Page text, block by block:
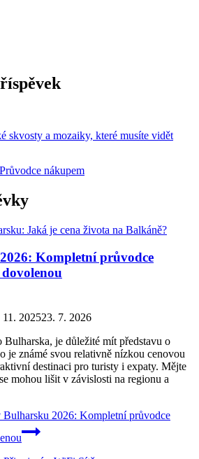
skvosty a mozaiky, které musíte vidět
nákupem
Kompletní průvodce
11. 202523. 7. 2026
Bulharska, je důležité mít představu o
je známé svou relativně nízkou cenovou
destinaci pro turisty i expaty. Mějte
mohou lišit v závislosti na regionu a
Bulharsku 2026: Kompletní průvodce